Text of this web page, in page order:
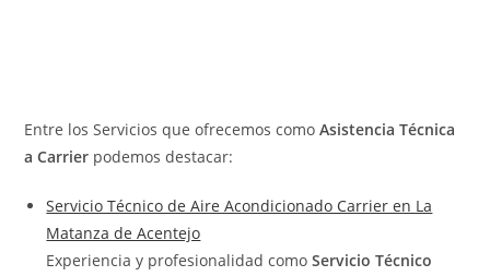
Entre los Servicios que ofrecemos comoAsistencia Técnica
a Carrier podemos destacar:
Servicio Técnico de Aire Acondicionado Carrier en La
Matanza de Acentejo
Experiencia y profesionalidad comoServicio Técnico